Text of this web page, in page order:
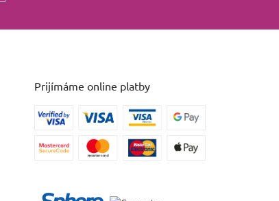
Prijímáme online platby